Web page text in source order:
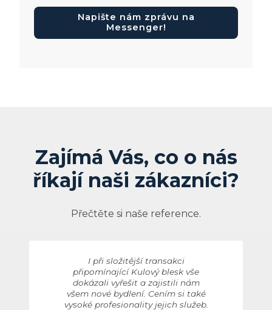
Napište nám zprávu na
Messenger!
Zajímá Vás, co o nás
říkají naši zákazníci?
Přečtěte si naše reference.
I při složitější transakci
připomínající Kulový blesk vše
dokázali vyřešit a zajistili nám
všem nové bydlení. Cením si také
vysoké profesionality jejich služeb.